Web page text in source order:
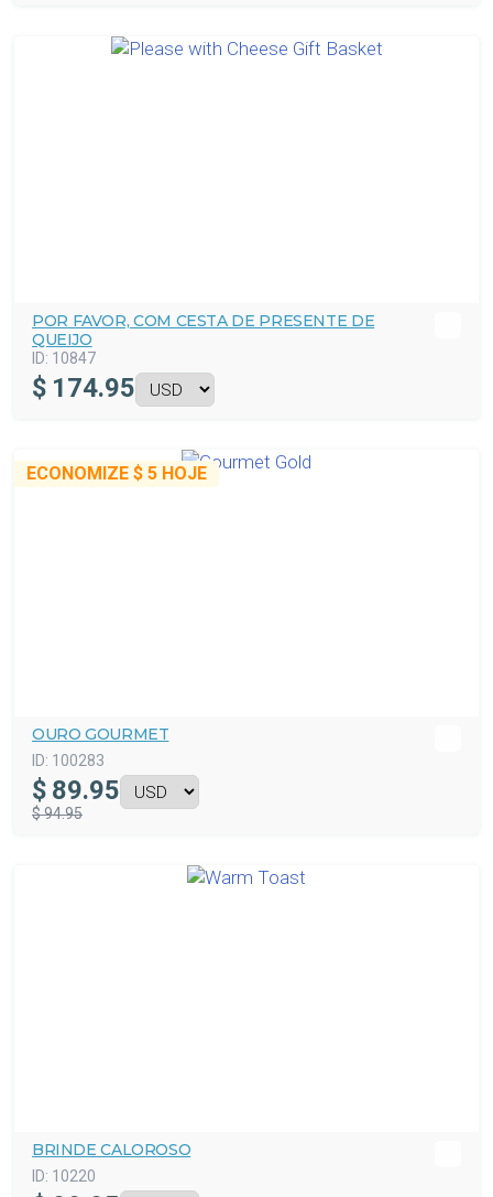
POR FAVOR, COM CESTA DE PRESENTE DE
QUEIJO
ID: 10847
$ 174.95
ECONOMIZE $ 5 HOJE
OURO GOURMET
ID: 100283
$ 89.95
$ 94.95
BRINDE CALOROSO
ID: 10220